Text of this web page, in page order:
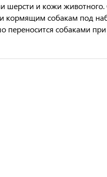
шерсти и кожи
кормящим собакам под
переносится собаками